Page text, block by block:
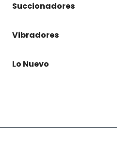
Succionadores
Vibradores
Lo Nuevo